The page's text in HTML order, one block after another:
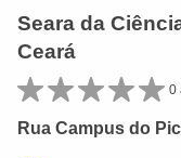
Seara da
Ceará
0
Rua Campus do